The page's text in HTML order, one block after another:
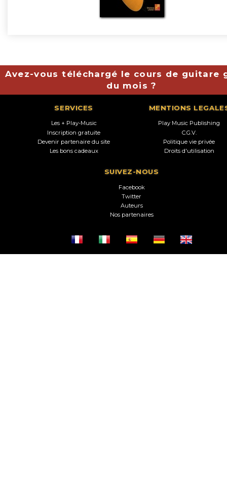
Avez-vous téléchargé le cours de guitare
du mois ?
SERVICES
Les + Play-Music
Inscription gratuite
Devenir partenaire du site
Les bons cadeaux
MENTIONS
Play Music Publishing
C.G.V.
Politique vie privée
Droits d'utilisation
SUIVEZ-NOUS
Facebook
Twitter
Auteurs
Nos partenaires